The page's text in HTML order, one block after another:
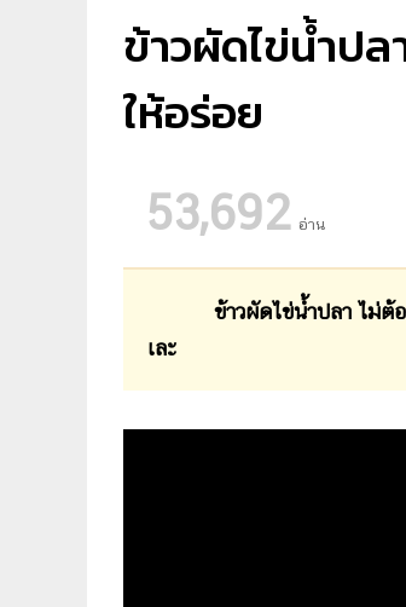
ข้าวผัดไข่น้ำป
ให้อร่อย
53,692 อ่าน
ข้าวผัดไข่น้ำปลา ไม่ต้
เละ